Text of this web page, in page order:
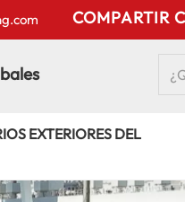
COMPARTIR
EXTERIORES DEL